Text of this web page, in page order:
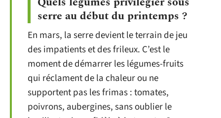
serre au début du printemps ?
En mars, la serre devient le terrain de jeu
des impatients et des frileux. C’est le
moment de démarrer les légumes-fruits
qui réclament de la chaleur ou ne
supportent pas les frimas : tomates,
poivrons, aubergines, sans oublier le